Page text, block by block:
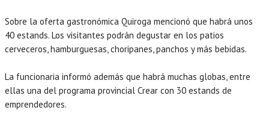
Sobre la oferta gastronómica Quiroga mencionó que habrá unos
40 estands. Los visitantes podrán degustar en los patios
cerveceros, hamburguesas, choripanes, panchos y más bebidas.
La funcionaria informó además que habrá muchas globas, entre
ellas una del programa provincial Crear con 30 estands de
emprendedores.